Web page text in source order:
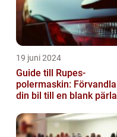
19 juni 2024
Guide till Rupes-
polermaskin: Förvandla
din bil till en blank pärla